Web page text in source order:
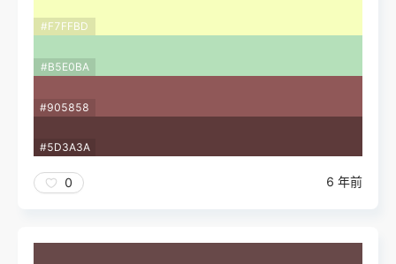
#F7FFBD
#B5E0BA
#905858
#5D3A3A
0 6 年前